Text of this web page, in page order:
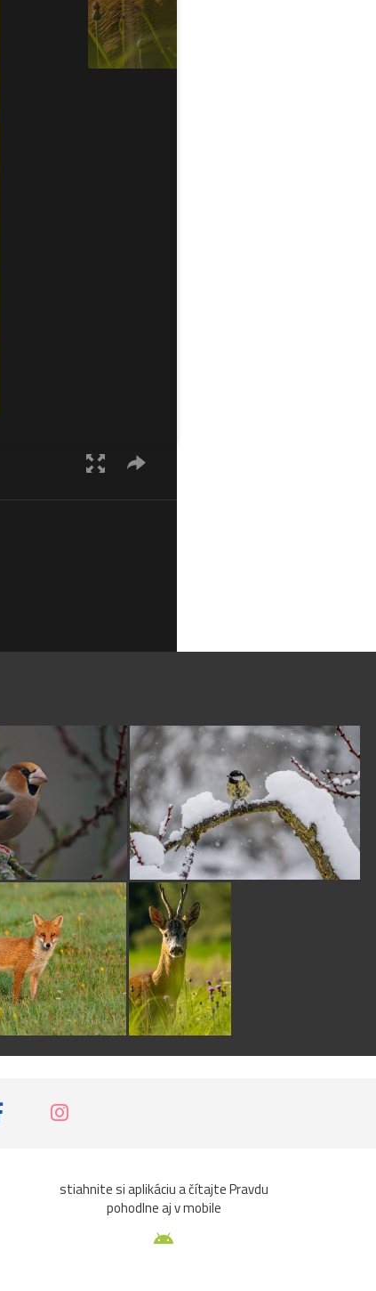
stiahnite si aplikáciu a čítajte Pravdu
pohodlne aj v mobile